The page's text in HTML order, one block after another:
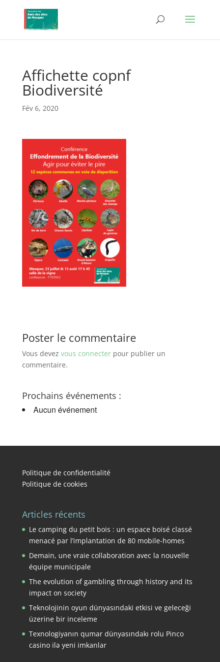
Affichette copnf
Biodiversité
Fév 6, 2020
Poster le commentaire
Vous devez vous connecterpour publier un
commentaire.
Prochains événements :
Aucun événement
Politique de confidentialité
Politique de cookies
Articles récents
Le camping du petit bois : un espace boisé classé
menacé par l’implantation de 80 mobile-homes
Demain, une vraie collaboration avec la nouvelle
équipe municipale
The evolution of gambling through history and its
impact on society
Teknolojinin oyun dünyasındaki etkisi ve geleceği
üzerine bir inceleme
Texnologiyanın qumar dünyasındakı rolu Pinco
casino ilə yeni imkanlar